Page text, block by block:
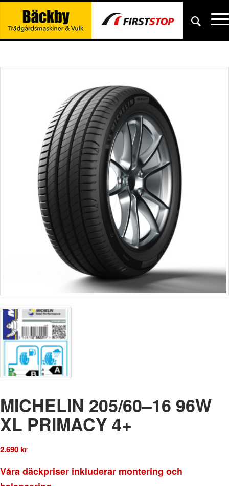
MICHELIN 205/60–16 96W
XL PRIMACY 4+
2.690kr
Våra däckpriser inkluderar montering och